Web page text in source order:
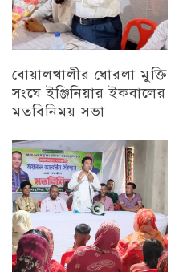
বোয়ালখালীর ধোরলা মুক্তি
সংঘে ইঞ্জিনিয়ার ইকবালের
মতবিনিময় সভা